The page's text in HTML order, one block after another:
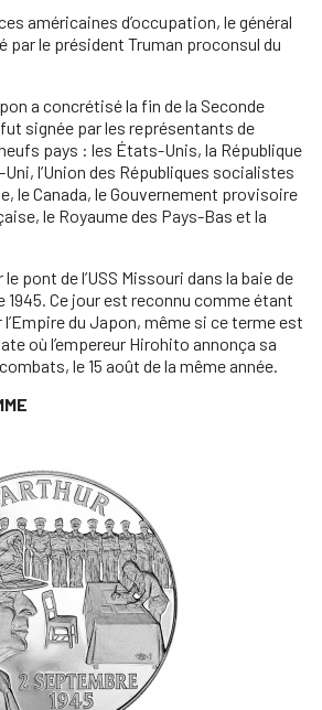
américaines d’occupation, le général
par le président Truman proconsul du
a concrétisé la fin de la Seconde
signée par les représentants de
pays : les États-Unis, la République
l’Union des Républiques socialistes
le Canada, le Gouvernement provisoire
le Royaume des Pays-Bas et la
pont de l’USS Missouri dans la baie de
1945. Ce jour est reconnu comme étant
du Japon, même si ce terme est
où l’empereur Hirohito annonça sa
le 15 août de la même année.